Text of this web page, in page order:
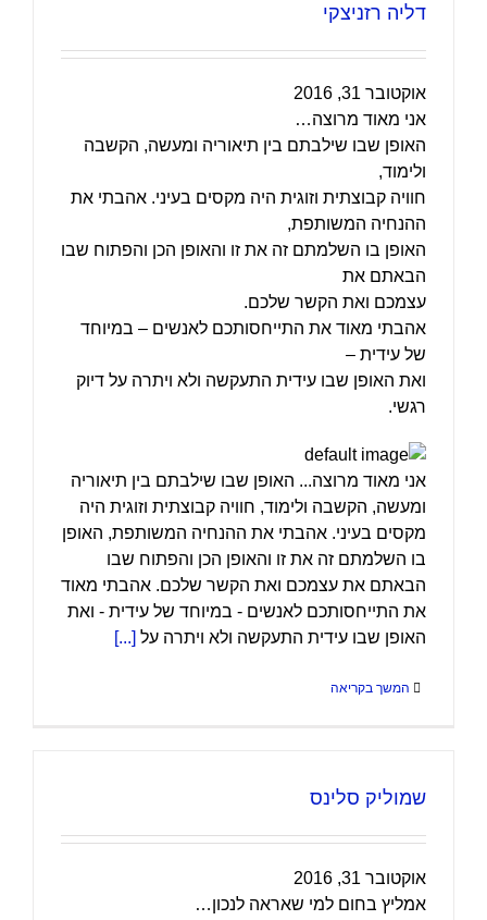
דליה רזניצקי
אוקטובר 31, 2016
אני מאוד מרוצה…
האופן שבו שילבתם בין תיאוריה ומעשה, הקשבה
ולימוד,
חוויה קבוצתית וזוגית היה מקסים בעיני. אהבתי את
ההנחיה המשותפת,
האופן בו השלמתם זה את זו והאופן הכן והפתוח שבו
הבאתם את
עצמכם ואת הקשר שלכם.
אהבתי מאוד את התייחסותכם לאנשים – במיוחד
של עידית –
ואת האופן שבו עידית התעקשה ולא ויתרה על דיוק
רגשי.
אני מאוד מרוצה... האופן שבו שילבתם בין תיאוריה
ומעשה, הקשבה ולימוד, חוויה קבוצתית וזוגית היה
מקסים בעיני. אהבתי את ההנחיה המשותפת, האופן
בו השלמתם זה את זו והאופן הכן והפתוח שבו
הבאתם את עצמכם ואת הקשר שלכם. אהבתי מאוד
את התייחסותכם לאנשים - במיוחד של עידית - ואת
האופן שבו עידית התעקשה ולא ויתרה על [...]
המשך בקריאה
שמוליק סלינס
אוקטובר 31, 2016
אמליץ בחום למי שאראה לנכון…